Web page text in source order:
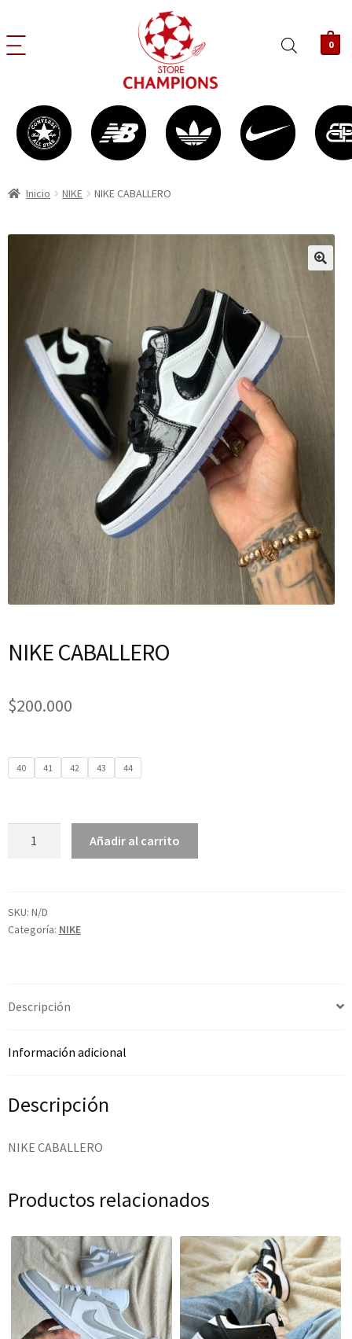
0
Inicio NIKE NIKE CABALLERO
NIKE CABALLERO
$200.000
40 41 42 43 44
Añadir al carrito
SKU: N/D
Categoría: NIKE
Descripción
Información adicional
Descripción
NIKE CABALLERO
Productos relacionados